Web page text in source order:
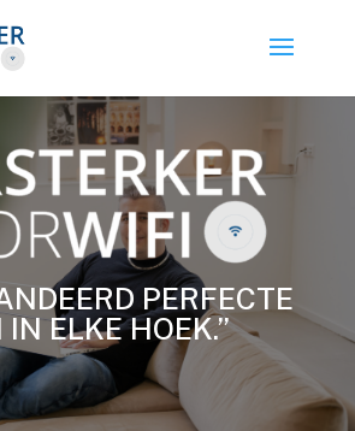
PERFECTE
IN ELKE HOEK.”